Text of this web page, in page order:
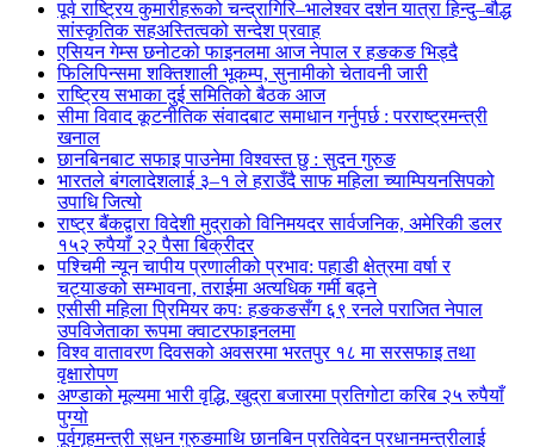
पूर्व राष्ट्रिय कुमारीहरूको चन्द्रागिरि–भालेश्वर दर्शन यात्रा हिन्दु–बौद्ध
सांस्कृतिक सहअस्तित्वको सन्देश प्रवाह
एसियन गेम्स छनोटको फाइनलमा आज नेपाल र हङकङ भिड्दै
फिलिपिन्समा शक्तिशाली भूकम्प, सुनामीको चेतावनी जारी
राष्ट्रिय सभाका दुई समितिको बैठक आज
सीमा विवाद कूटनीतिक संवादबाट समाधान गर्नुपर्छ : परराष्ट्रमन्त्री
खनाल
छानबिनबाट सफाइ पाउनेमा विश्वस्त छु : सुदन गुरुङ
भारतले बंगलादेशलाई ३–१ ले हराउँदै साफ महिला च्याम्पियनसिपको
उपाधि जित्यो
राष्ट्र बैंकद्वारा विदेशी मुद्राको विनिमयदर सार्वजनिक, अमेरिकी डलर
१५२ रुपैयाँ २२ पैसा बिक्रीदर
पश्चिमी न्यून चापीय प्रणालीको प्रभाव: पहाडी क्षेत्रमा वर्षा र
चट्याङको सम्भावना, तराईमा अत्यधिक गर्मी बढ्ने
एसीसी महिला प्रिमियर कपः हङकङसँग ६९ रनले पराजित नेपाल
उपविजेताका रूपमा क्वाटरफाइनलमा
विश्व वातावरण दिवसको अवसरमा भरतपुर १८ मा सरसफाइ तथा
वृक्षारोपण
अण्डाको मूल्यमा भारी वृद्धि, खुद्रा बजारमा प्रतिगोटा करिब २५ रुपैयाँ
पुग्यो
पूर्वगृहमन्त्री सुधन गुरुङमाथि छानबिन प्रतिवेदन प्रधानमन्त्रीलाई